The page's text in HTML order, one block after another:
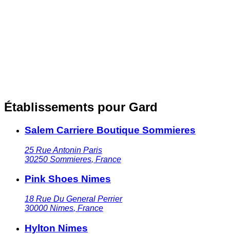
Établissements pour Gard
Salem Carriere Boutique Sommieres
25 Rue Antonin Paris
30250 Sommieres, France
Pink Shoes Nimes
18 Rue Du General Perrier
30000 Nimes, France
Hylton Nimes